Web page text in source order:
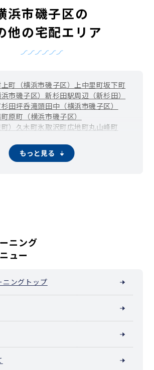
浜市磯子区の
他の宅配エリア
上町（横浜市磯子区）上中里町坂下町
市磯子区） 新杉田駅周辺（新杉田）
杉田坪呑滝頭田中（横浜市磯子区）
原町（横浜市磯子区）
） 久木町氷取沢町広地町丸山峰町
もっと見る
ニング
ュー
ニングトップ